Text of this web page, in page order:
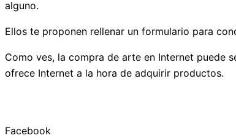
alguno.
Ellos te proponen rellenar un formulario para
Como ves, la compra de arte en Internet puede
ofrece Internet a la hora de adquirir productos.
Facebook